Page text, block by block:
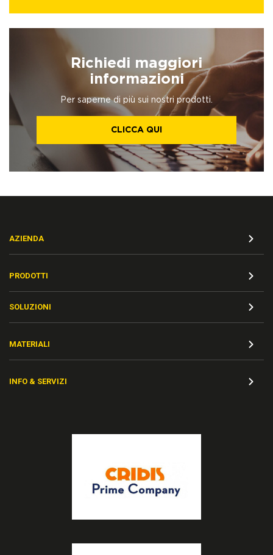
Richiedi maggiori
informazioni
Per saperne di più sui nostri prodotti.
CLICCA QUI
AZIENDA
PRODOTTI
SOLUZIONI
MATERIALI
INFO & SERVIZI